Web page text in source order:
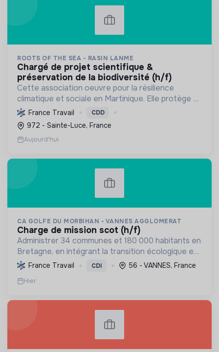
ROOTS OF THE SEA - RASIN LANME
chargé de projet scientifique &
préservation de la biodiversité (h/f)
Cette association oeuvre pour la résilience
climatique et sociale en Martinique. Elle protège et
restaure les écosystèmes marins et côtiers,
sensibilise le public et mobilise les citoyens pour un
aven...
France Travail CDD
972 - Sainte-Luce, France
Aujourd'hui
CA GOLFE DU MORBIHAN - VANNES AGGLOMERAT
charge de mission scot (h/f)
Administrer 34 communes et 180 000 habitants en
Bretagne, en intégrant la transition écologique et
sociale par une planification résiliente, des achats
durables et le soutien à l'économie verte.
France Travail CDI 56 - VANNES, France
Hier